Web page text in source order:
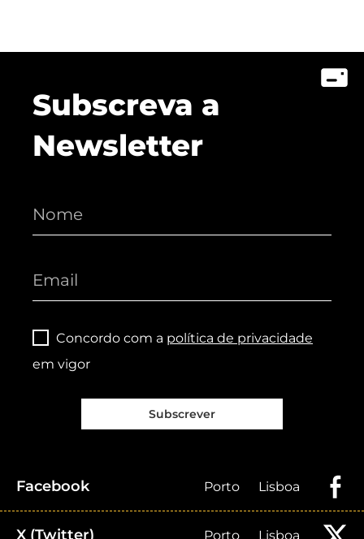
Subscreva a
Newsletter
Concordo com a política de privacidade
em vigor
Subscrever
Facebook Porto Lisboa
X (Twitter) Porto Lisboa